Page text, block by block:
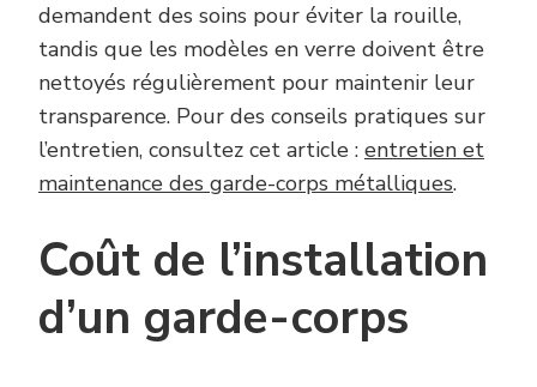
demandent des soins pour éviter la rouille,
tandis que les modèles en verre doivent être
nettoyés régulièrement pour maintenir leur
transparence. Pour des conseils pratiques sur
l’entretien, consultez cet article : entretien et
maintenance des garde-corps métalliques.
Coût de l’installation
d’un garde-corps